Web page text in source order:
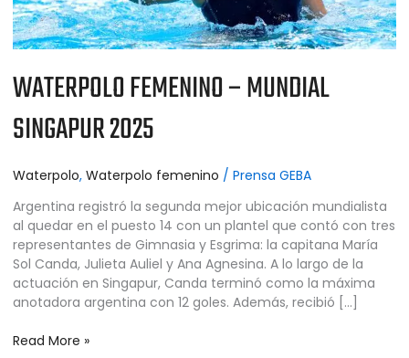
WATERPOLO FEMENINO – MUNDIAL
SINGAPUR 2025
Waterpolo, Waterpolo femenino / Prensa GEBA
Argentina registró la segunda mejor ubicación mundialista
al quedar en el puesto 14 con un plantel que contó con tres
representantes de Gimnasia y Esgrima: la capitana María
Sol Canda, Julieta Auliel y Ana Agnesina. A lo largo de la
actuación en Singapur, Canda terminó como la máxima
anotadora argentina con 12 goles. Además, recibió […]
Read More »